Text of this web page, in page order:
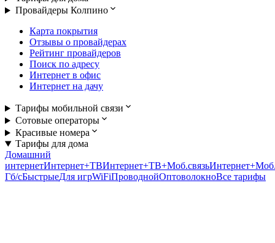
Провайдеры Колпино
Карта покрытия
Отзывы о провайдерах
Рейтинг провайдеров
Поиск по адресу
Интернет в офис
Интернет на дачу
Тарифы мобильной связи
Сотовые операторы
Красивые номера
Тарифы для дома
Домашний
интернетИнтернет+ТВИнтернет+ТВ+Моб.связь
Гб/cБыстрыеДля игрWiFiПроводнойОптоволокноВсе тарифы